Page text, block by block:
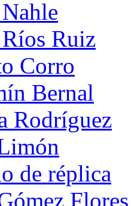
Ruiz
Corro
Bernal
Rodríguez
de réplica
Flores